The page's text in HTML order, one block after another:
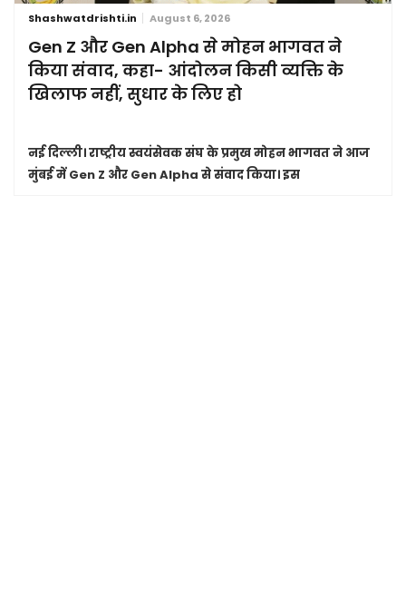
Shashwatdrishti.in August 6, 2026
Gen Z और Gen Alpha से मोहन भागवत ने
किया संवाद, कहा- आंदोलन किसी व्यक्ति के
खिलाफ नहीं, सुधार के लिए हो
नई दिल्ली।राष्ट्रीय स्वयंसेवक संघ के प्रमुख मोहन भागवत ने आज
मुंबई में Gen Z और Gen Alpha से संवाद किया। इस